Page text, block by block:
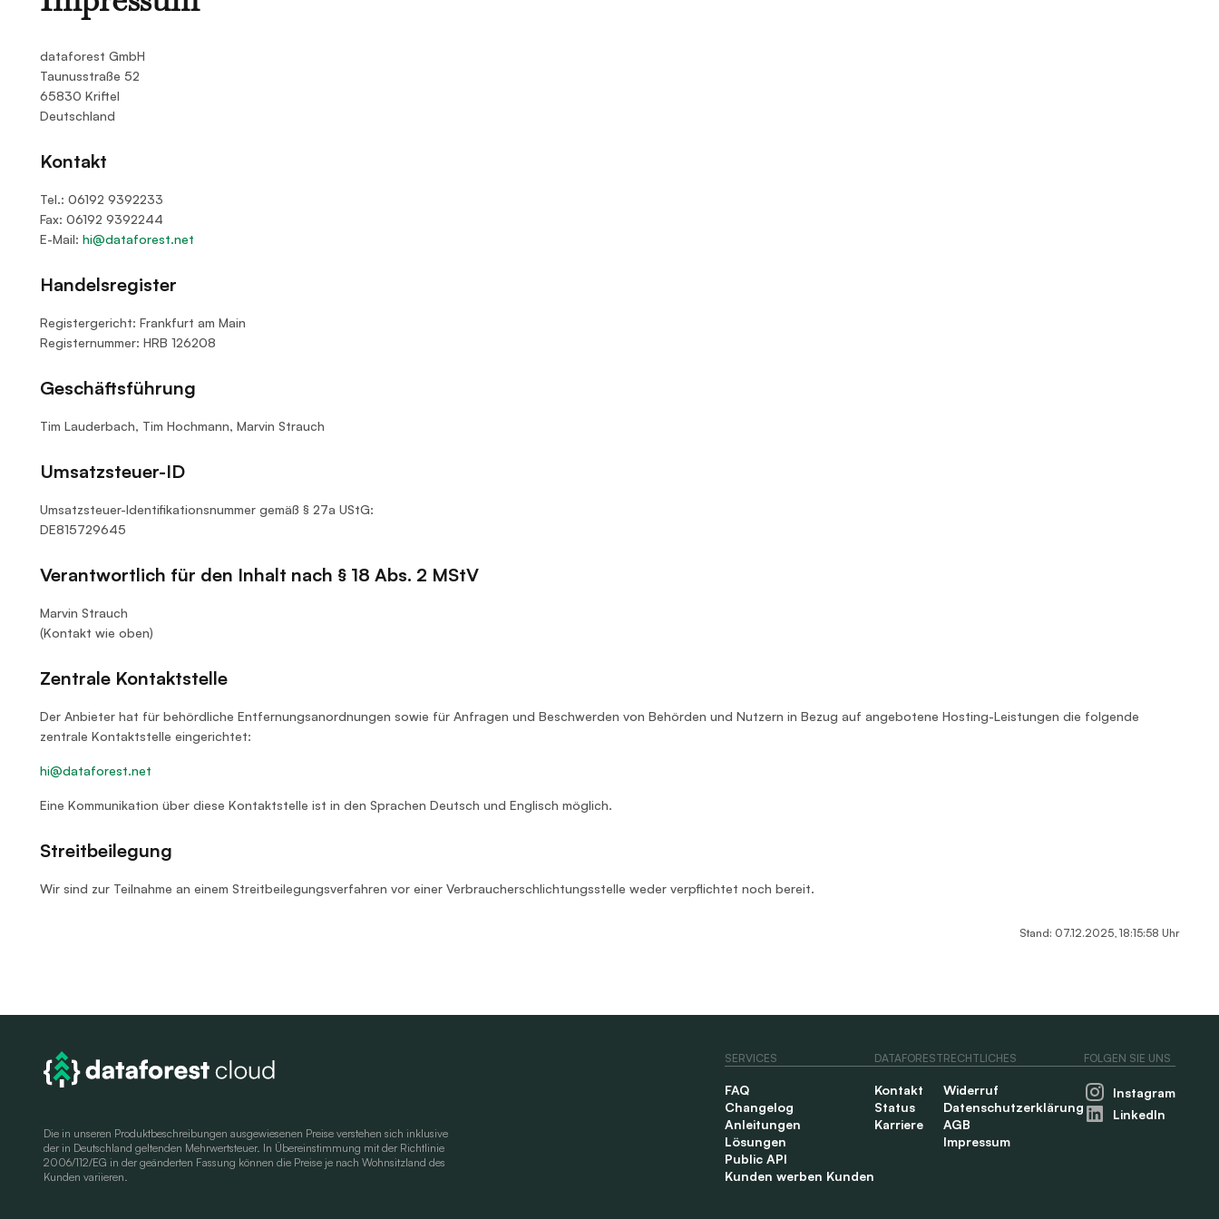
dataforest GmbH
Taunusstraße 52
65830 Kriftel
Deutschland
Kontakt
Tel.: 06192 9392233
Fax: 06192 9392244
E-Mail: hi@dataforest.net
Handelsregister
Registergericht: Frankfurt am Main
Registernummer: HRB 126208
Geschäftsführung
Tim Lauderbach, Tim Hochmann, Marvin Strauch
Umsatzsteuer-ID
Umsatzsteuer-Identifikationsnummer gemäß § 27a UStG:
DE815729645
Verantwortlich für den Inhalt nach § 18 Abs. 2 MStV
Marvin Strauch
(Kontakt wie oben)
Zentrale Kontaktstelle
Der Anbieter hat für behördliche Entfernungsanordnungen sowie für Anfragen und Beschwerden von Behörden und Nutzern in Bezug auf angebotene Hosting-Leistungen die folgende
zentrale Kontaktstelle eingerichtet:
hi@dataforest.net
Eine Kommunikation über diese Kontaktstelle ist in den Sprachen Deutsch und Englisch möglich.
Streitbeilegung
Wir sind zur Teilnahme an einem Streitbeilegungsverfahren vor einer Verbraucherschlichtungsstelle weder verpflichtet noch bereit.
Stand: 07.12.2025, 18:15:58 Uhr
SERVICES
FAQ
Changelog
Anleitungen
Lösungen
Public API
Kunden werben Kunden
DATAFOREST
Kontakt
Status
Karriere
RECHTLICHES
Widerruf
Datenschutzerklärung
AGB
Impressum
FOLGEN SIE UNS
Instagram
LinkedIn
Die in unseren Produktbeschreibungen ausgewiesenen Preise verstehen sich inklusive
der in Deutschland geltenden Mehrwertsteuer. In Übereinstimmung mit der Richtlinie
2006/112/EG in der geänderten Fassung können die Preise je nach Wohnsitzland des
Kunden variieren.